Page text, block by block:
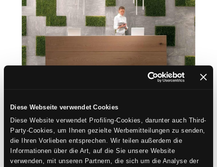
Diese Webseite verwendet Cookies
Diese Website verwendet Profiling-Cookies, darunter auch Third-
Party-Cookies, um Ihnen gezielte Werbemitteilungen zu senden,
die Ihren Vorlieben entsprechen. Wir teilen außerdem die
Informationen über die Art, auf die Sie unsere Website
verwenden, mit unseren Partnern, die sich um die Analyse der
ANWENDUNGSGEBIET
HOTEL